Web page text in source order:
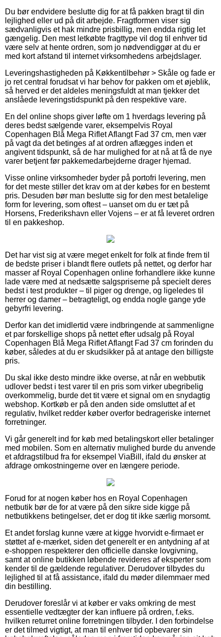
Du bør endvidere beslutte dig for at få pakken bragt til din
lejlighed eller ud på dit arbejde. Fragtformen viser sig
sædvanligvis et hak mindre prisbillig, men endda rigtig let
gængelig. Den mest letkøbte fragttype vil dog til enhver tid
være selv at hente ordren, som jo nødvendiggør at du er
med kort afstand til internet virksomhedens arbejdslager.
Leveringshastigheden på Køkkentilbehør > Skåle og fade er
jo ret central forudsat vi har behov for pakken om et øjeblik,
så herved er det aldeles meningsfuldt at man tjekker det
anslåede leveringstidspunkt på den respektive vare.
En del online shops giver løfte om 1 hverdags levering på
deres bedst sælgende varer, eksempelvis Royal
Copenhagen Blå Mega Riflet Aflangt Fad 37 cm, men vær
på vagt da det betinges af at ordren aflægges inden et
angivent tidspunkt, så de har mulighed for at nå at få de nye
varer betjent før pakkemedarbejderne drager hjemad.
Visse online virksomheder byder på portofri levering, men
for det meste stiller det krav om at der købes for en bestemt
pris. Desuden bør man beslutte sig for den mest betalelige
form for levering, som oftest – uanset om du er tæt på
Horsens, Frederikshavn eller Vojens – er at få leveret ordren
til en pakkeshop.
Det har vist sig at være meget enkelt for folk at finde frem til
de bedste priser i blandt flere outlets på nettet, og derfor har
masser af Royal Copenhagen online forhandlere ikke kunne
lade være med at nedsætte salgspriserne på specielt deres
bedst i test produkter – til piger og drenge, og ligeledes til
herrer og damer – betragteligt, og endda nogle gange yde
gebyrfri levering.
Derfor kan det imidlertid være indbringende at sammenligne
et par forskellige shops på nettet efter udsalg på Royal
Copenhagen Blå Mega Riflet Aflangt Fad 37 cm forinden du
køber, således at du er skudsikker på at antage den billigste
pris.
Du skal ikke desto mindre ikke overse, at når en webbutik
udlover bedst i test varer til en pris som virker ubegribelig
overkommelig, burde det tit være et signal om en snydagtig
webshop. Kortkøb er på den anden side omsluttet af et
regulativ, hvilket redder køber overfor bedrageriske internet
forretninger.
Vi går generelt ind for køb med betalingskort eller betalinger
med mobilen. Som en alternativ mulighed burde du anvende
et afdragstilbud fra for eksempel ViaBill, ifald du ønsker at
afdrage omkostningerne over en længere periode.
Forud for at nogen køber hos en Royal Copenhagen
netbutik bør de for at være på den sikre side kigge på
netbutikkens betingelser, det er dog tit ikke særlig morsomt.
Et andet forslag kunne være at kigge hvorvidt e-firmaet er
støttet af e-mærket, siden det generelt er en antydning af at
e-shoppen respekterer den officielle danske lovgivning,
samt at online butikken løbende revideres af eksperter som
kender til de gældende regulativer. Derudover tilbydes du
lejlighed til at få assistance, ifald du møder dilemmaer med
din bestilling.
Derudover foreslår vi at køber er vaks omkring de mest
essentielle vedtægter der kan influere på ordren, f.eks.
hvilken returret online forretningen tilbyder. I den forbindelse
er det tilmed vigtigt, at man til enhver tid opbevarer sin